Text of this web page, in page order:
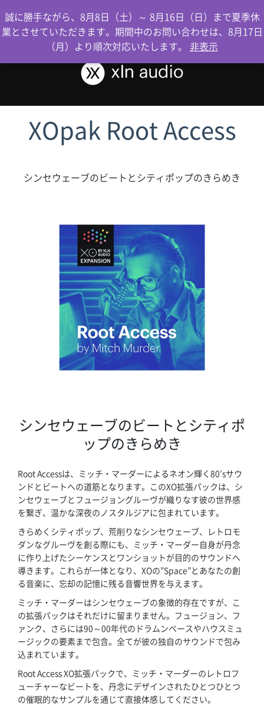
ホーム
ブログ記事一覧
取扱ブランド
プロダクトリスト
サポート
採用情報
0
XOpak Root Access
シンセウェーブのビートとシティポップのきらめき
シンセウェーブのビートとシティポ
ップのきらめき
Root Accessは、ミッチ・マーダーによるネオン輝く80’sサウ
ンドとビートへの道筋となります。このXO拡張パックは、シ
ンセウェーブとフュージョングルーヴが織りなす彼の世界感
を繋ぎ、温かな深夜のノスタルジアに包まれています。
きらめくシティポップ、荒削りなシンセウェーブ、レトロモ
ダンなグルーヴを創る際にも、ミッチ・マーダー自身が丹念
に作り上げたシーケンスとワンショットが目的のサウンドへ
導きます。これらが一体となり、XOの”Space”とあなたの創
る音楽に、忘却の記憶に残る音響世界を与えます。
ミッチ・マーダーはシンセウェーブの象徴的存在ですが、こ
の拡張パックはそれだけに留まりません。フュージョン、フ
ァンク、さらには90～00年代のドラムンベースやハウスミュ
ージックの要素まで包含。全てが彼の独自のサウンドで包み
込まれています。
Root Access XO拡張パックで、ミッチ・マーダーのレトロフ
ューチャーなビートを、丹念にデザインされたひとつひとつ
の催眠的なサンプルを通じて直接体感してください。
誠に勝手ながら、8月8日（土）～ 8月16日（日）まで夏季休
業とさせていただきます。期間中のお問い合わせは、8月17日
（月）より順次対応いたします。 非表示